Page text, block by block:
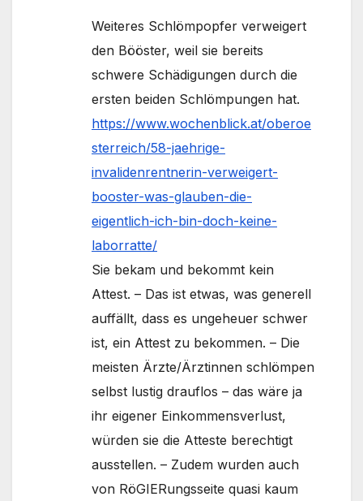
Weiteres Schlömpopfer verweigert
den Bööster, weil sie bereits
schwere Schädigungen durch die
ersten beiden Schlömpungen hat.
https://www.wochenblick.at/oberoe
sterreich/58-jaehrige-
invalidenrentnerin-verweigert-
booster-was-glauben-die-
eigentlich-ich-bin-doch-keine-
laborratte/
Sie bekam und bekommt kein
Attest. – Das ist etwas, was generell
auffällt, dass es ungeheuer schwer
ist, ein Attest zu bekommen. – Die
meisten Ärzte/Ärztinnen schlömpen
selbst lustig drauflos – das wäre ja
ihr eigener Einkommensverlust,
würden sie die Atteste berechtigt
ausstellen. – Zudem wurden auch
von RöGIERungsseite quasi kaum